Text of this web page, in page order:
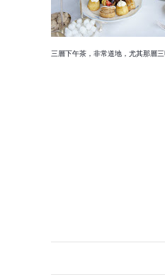
三層下午茶，非常道地，尤其那層